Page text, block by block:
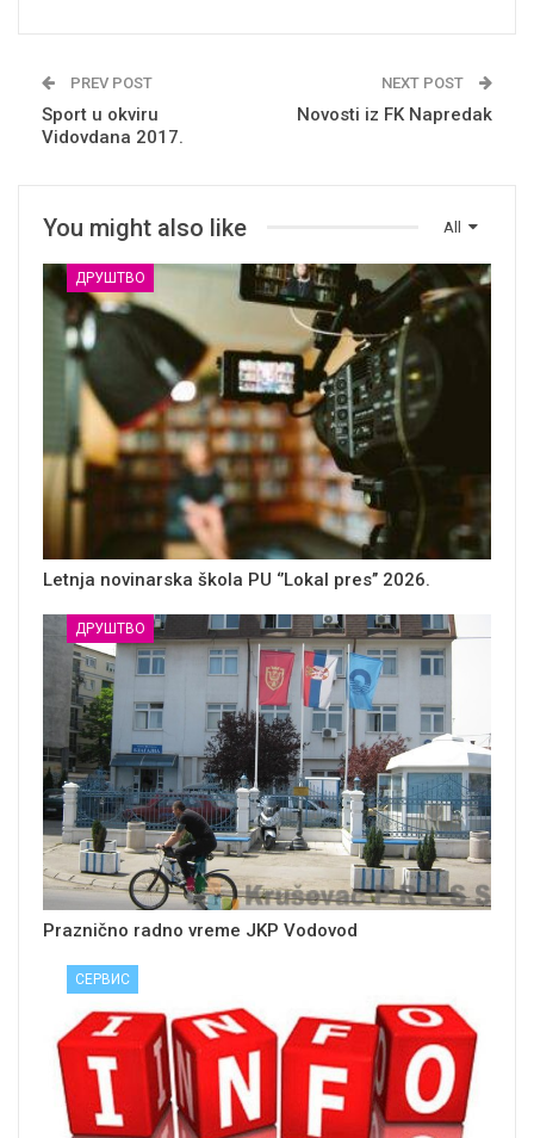
PREV POST
Sport u okviru
Vidovdana 2017.
NEXT POST
Novosti iz FK Napredak
All
You might also like
ДРУШТВО
Letnja novinarska škola PU ‘’Lokal pres’’ 2026.
ДРУШТВО
Praznično radno vreme JKP Vodovod
СЕРВИС